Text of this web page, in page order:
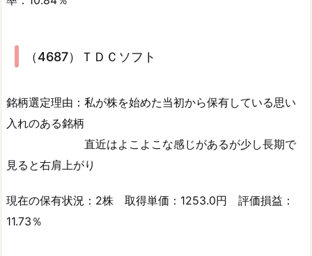
（4687）ＴＤＣソフト
銘柄選定理由：私が株を始めた当初から保有している思い
入れのある銘柄
直近はよこよこな感じがあるが少し長期で
見ると右肩上がり
現在の保有状況：2株 取得単価：1253.0円 評価損益：
11.73％